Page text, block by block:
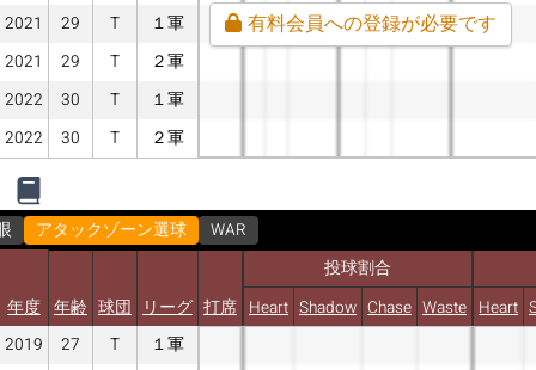
2021
29 T
１軍
2021
29 T
２軍
2022
30 T
１軍
2022
30 T ２軍
有料会員への登録が必要です
アタックゾーン選球
WAR
投球割合
年度 年齢 球団 リーグ 打席 Heart Shadow Chase Waste Heart
2019
27 T
１軍